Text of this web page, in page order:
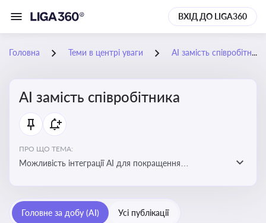
ВХІД ДО LIGA360
Головна Теми в центрі уваги АІ замість співробітника
АІ замість співробітника
ПРО ЩО ТЕМА:
Можливість інтеграції АІ для покращення
Головне за добу (AI) Усі публікації